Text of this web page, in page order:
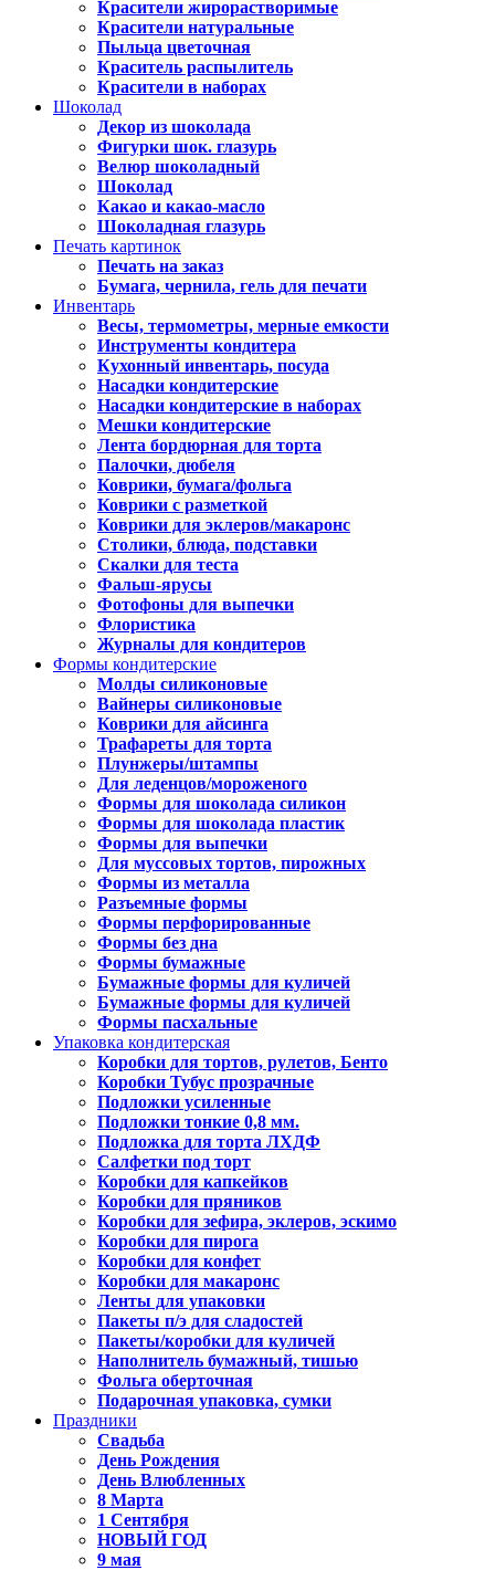
Красители жирорастворимые
Красители натуральные
Пыльца цветочная
Краситель распылитель
Красители в наборах
Шоколад
Декор из шоколада
Фигурки шок. глазурь
Велюр шоколадный
Шоколад
Какао и какао-масло
Шоколадная глазурь
Печать картинок
Печать на заказ
Бумага, чернила, гель для печати
Инвентарь
Весы, термометры, мерные емкости
Инструменты кондитера
Кухонный инвентарь, посуда
Насадки кондитерские
Насадки кондитерские в наборах
Мешки кондитерские
Лента бордюрная для торта
Палочки, дюбеля
Коврики, бумага/фольга
Коврики с разметкой
Коврики для эклеров/макаронс
Столики, блюда, подставки
Скалки для теста
Фальш-ярусы
Фотофоны для выпечки
Флористика
Журналы для кондитеров
Формы кондитерские
Молды силиконовые
Вайнеры силиконовые
Коврики для айсинга
Трафареты для торта
Плунжеры/штампы
Для леденцов/мороженого
Формы для шоколада силикон
Формы для шоколада пластик
Формы для выпечки
Для муссовых тортов, пирожных
Формы из металла
Разъемные формы
Формы перфорированные
Формы без дна
Формы бумажные
Бумажные формы для куличей
Бумажные формы для куличей
Формы пасхальные
Упаковка кондитерская
Коробки для тортов, рулетов, Бенто
Коробки Тубус прозрачные
Подложки усиленные
Подложки тонкие 0,8 мм.
Подложка для торта ЛХДФ
Салфетки под торт
Коробки для капкейков
Коробки для пряников
Коробки для зефира, эклеров, эскимо
Коробки для пирога
Коробки для конфет
Коробки для макаронс
Ленты для упаковки
Пакеты п/э для сладостей
Пакеты/коробки для куличей
Наполнитель бумажный, тишью
Фольга оберточная
Подарочная упаковка, сумки
Праздники
Свадьба
День Рождения
День Влюбленных
8 Марта
1 Сентября
НОВЫЙ ГОД
9 мая